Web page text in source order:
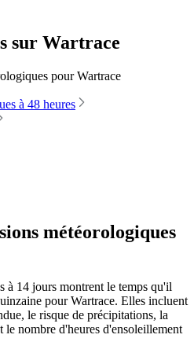
sur Wartrace
pour Wartrace
à 48 heures
météorologiques
à 14 jours montrent le temps qu'il
pour Wartrace. Elles incluent
le risque de précipitations, la
le nombre d'heures d'ensoleillement